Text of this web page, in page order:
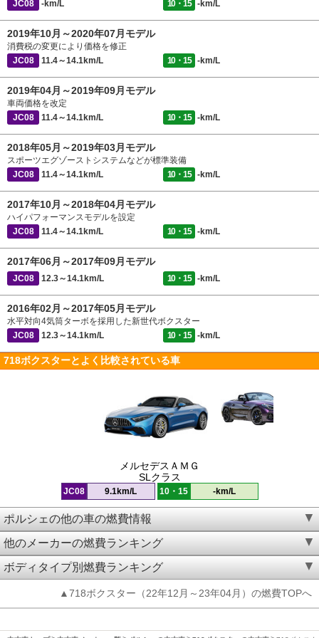
JC08 -km/L 10・15 -km/L
2019年10月～2020年07月モデル
消費税の変更により価格を修正
JC08
11.4～14.1km/L 10・15 -km/L
2019年04月～2019年09月モデル
車両価格を改定
JC08
11.4～14.1km/L 10・15 -km/L
2018年05月～2019年03月モデル
スポーツエグゾーストシステムなどが標準装備
JC08
11.4～14.1km/L 10・15 -km/L
2017年10月～2018年04月モデル
ハイパフォーマンスモデルを設定
JC08
11.4～14.1km/L 10・15 -km/L
2017年06月～2017年09月モデル
JC08 12.3～14.1km/L 10・15 -km/L
2016年02月～2017年05月モデル
水平対向4気筒ターボを採用した新世代ボクスター
JC08
12.3～14.1km/L 10・15 -km/L
718ボクスターとよく比較されている車
メルセデスＡＭＧ
SLクラス
JC08 9.1km/L 10・15 -km/L
ポルシェの他の車の燃費情報
他のメーカーの燃費ランキング
ボディタイプ別燃費ランキング
▲718ボクスター（22年12月～23年04月）の燃費TOPへ